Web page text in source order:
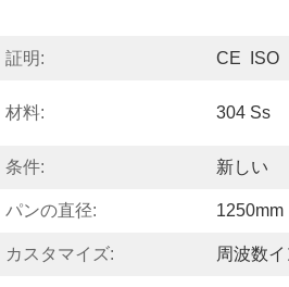
証明: CE  ISO
材料: 304 Ss
条件: 新しい
パンの直径: 1250mm
カスタマイズ: 周波数